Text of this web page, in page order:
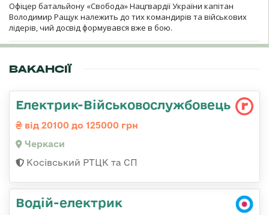
Офіцер батальйону «Свобода» Нацгвардії України капітан
Володимир Ращук належить до тих командирів та військових
лідерів, чий досвід формувався вже в бою.
ВАКАНСІЇ
Електрик-Військовослужбовець
від 20100 до 125000 грн
Черкаси
Косівський РТЦК та СП
Водій-електрик